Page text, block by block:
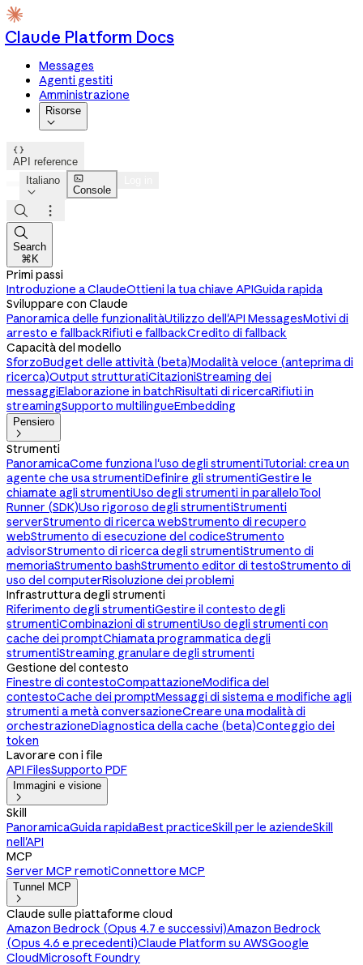
Claude Platform Docs
Messages
Agenti gestiti
Amministrazione
Risorse


API reference
Italiano


Console



Search
⌘K
Primi passi
Introduzione a ClaudeOttieni la tua chiave APIGuida rapida
Sviluppare con Claude
Panoramica delle funzionalitàUtilizzo dell'API MessagesMotivi di
arresto e fallbackRifiuti e fallbackCredito di fallback
Capacità del modello
SforzoBudget delle attività (beta)Modalità veloce (anteprima di
ricerca)Output strutturatiCitazioniStreaming dei
messaggiElaborazione in batchRisultati di ricercaRifiuti in
streamingSupporto multilingueEmbedding
Pensiero

Strumenti
PanoramicaCome funziona l'uso degli strumentiTutorial: crea un
agente che usa strumentiDefinire gli strumentiGestire le
chiamate agli strumentiUso degli strumenti in paralleloTool
Runner (SDK)Uso rigoroso degli strumentiStrumenti
serverStrumento di ricerca webStrumento di recupero
webStrumento di esecuzione del codiceStrumento
advisorStrumento di ricerca degli strumentiStrumento di
memoriaStrumento bashStrumento editor di testoStrumento di
uso del computerRisoluzione dei problemi
Infrastruttura degli strumenti
Riferimento degli strumentiGestire il contesto degli
strumentiCombinazioni di strumentiUso degli strumenti con
cache dei promptChiamata programmatica degli
strumentiStreaming granulare degli strumenti
Gestione del contesto
Finestre di contestoCompattazioneModifica del
contestoCache dei promptMessaggi di sistema e modifiche agli
strumenti a metà conversazioneCreare una modalità di
orchestrazioneDiagnostica della cache (beta)Conteggio dei
token
Lavorare con i file
API FilesSupporto PDF
Immagini e visione

Skill
PanoramicaGuida rapidaBest practiceSkill per le aziendeSkill
nell'API
MCP
Server MCP remotiConnettore MCP
Tunnel MCP

Claude sulle piattaforme cloud
Amazon Bedrock (Opus 4.7 e successivi)Amazon Bedrock
(Opus 4.6 e precedenti)Claude Platform su AWSGoogle
CloudMicrosoft Foundry